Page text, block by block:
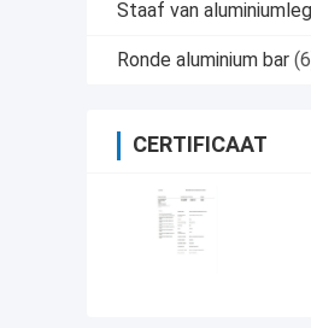
Staaf van
Ronde aluminium bar
CERTIFICAAT